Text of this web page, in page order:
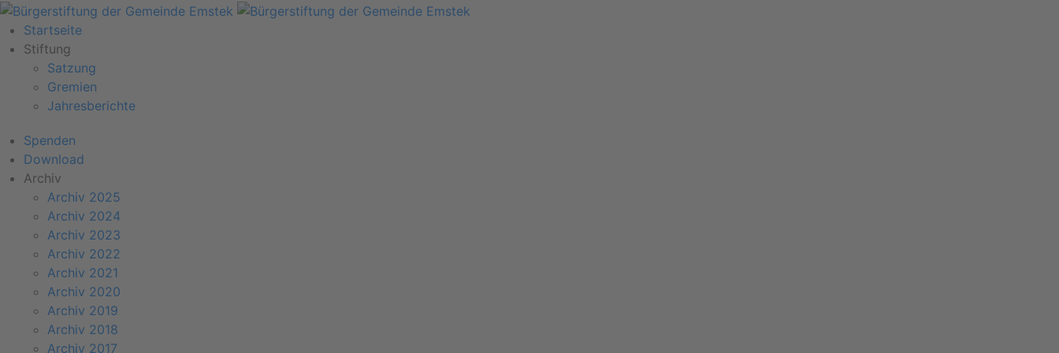
Startseite
Stiftung
Satzung
Gremien
Jahresberichte
Spenden
Download
Archiv
Archiv 2025
Archiv 2024
Archiv 2023
Archiv 2022
Archiv 2021
Archiv 2020
Archiv 2019
Archiv 2018
Archiv 2017